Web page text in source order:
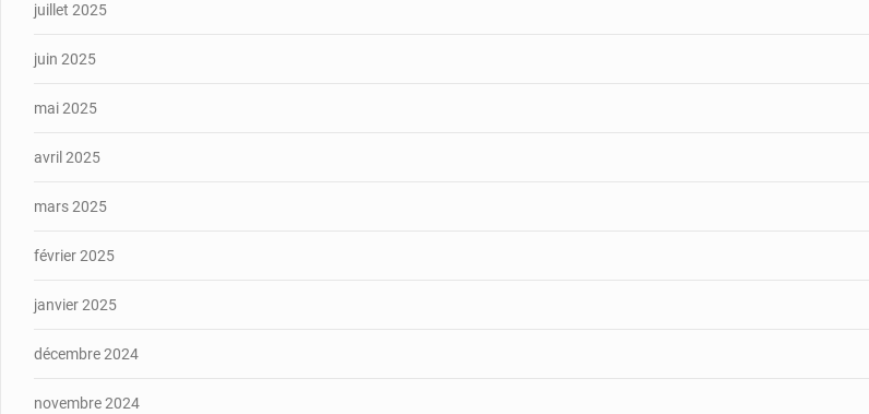
juillet 2025
juin 2025
mai 2025
avril 2025
mars 2025
février 2025
janvier 2025
décembre 2024
novembre 2024